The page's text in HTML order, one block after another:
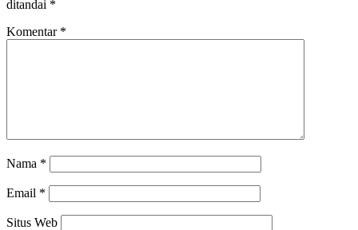
ditandai *
Komentar *
Nama *
Email *
Situs Web